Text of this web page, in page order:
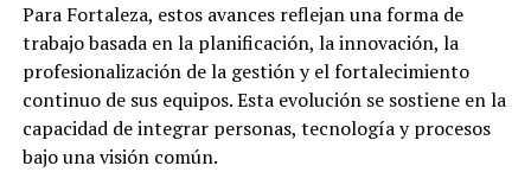
Para Fortaleza, estos avances reflejan una forma de
trabajo basada en la planificación, la innovación, la
profesionalización de la gestión y el fortalecimiento
continuo de sus equipos. Esta evolución se sostiene en la
capacidad de integrar personas, tecnología y procesos
bajo una visión común.